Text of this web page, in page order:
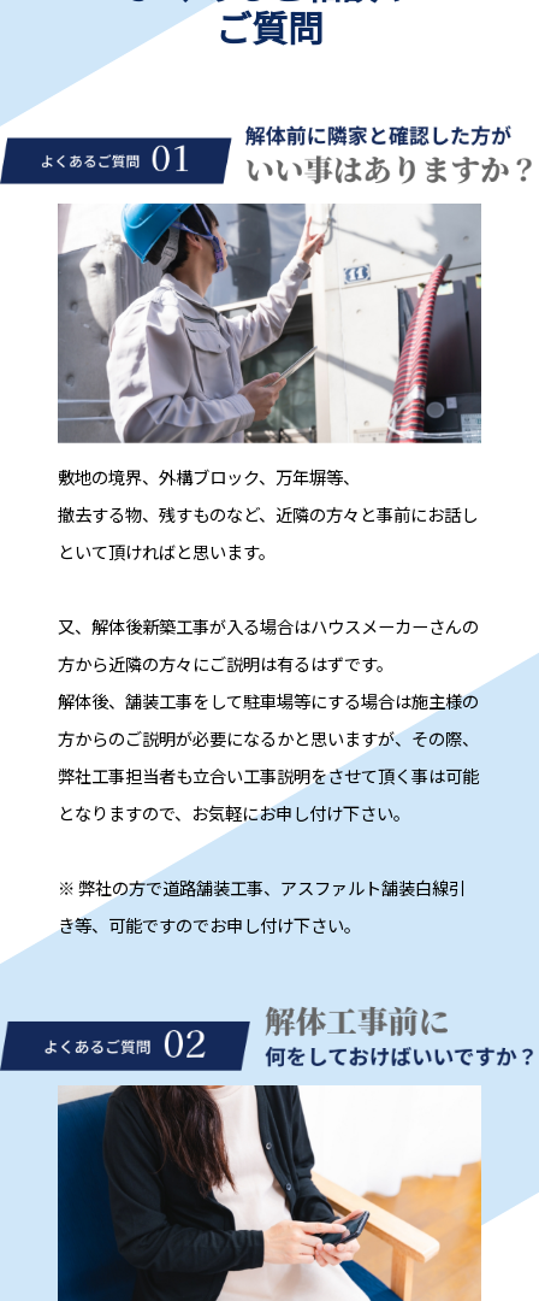
ご質問
敷地の境界、外構ブロック、万年塀等、
撤去する物、残すものなど、近隣の方々と事前にお話し
といて頂ければと思います。
又、解体後新築工事が入る場合はハウスメーカーさんの
方から近隣の方々にご説明は有るはずです。
解体後、舗装工事をして駐車場等にする場合は施主様の
方からのご説明が必要になるかと思いますが、その際、
弊社工事担当者も立合い工事説明をさせて頂く事は可能
となりますので、お気軽にお申し付け下さい。
※ 弊社の方で道路舗装工事、アスファルト舗装白線引
き等、可能ですのでお申し付け下さい。